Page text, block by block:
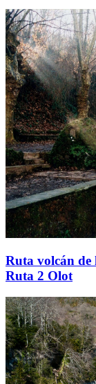
Ruta volcán de
Ruta 2 Olot